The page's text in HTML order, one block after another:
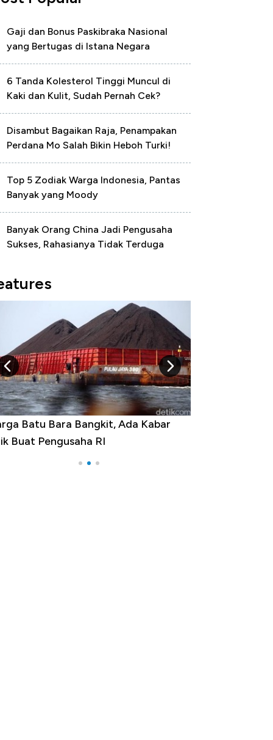
Gaji dan Bonus Paskibraka Nasional
yang Bertugas di Istana Negara
6 Tanda Kolesterol Tinggi Muncul di
Kaki dan Kulit, Sudah Pernah Cek?
Disambut Bagaikan Raja, Penampakan
Perdana Mo Salah Bikin Heboh Turki!
Top 5 Zodiak Warga Indonesia, Pantas
Banyak yang Moody
Banyak Orang China Jadi Pengusaha
Sukses, Rahasianya Tidak Terduga
Emas Jatuh Usai Terbang 3 Hari,
yang Sebenarnya Terjadi?